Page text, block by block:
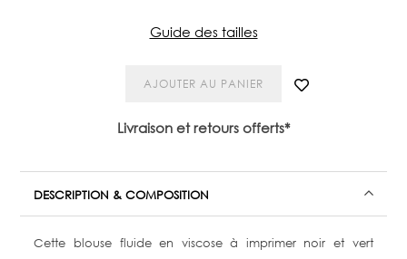
Guide des tailles
AJOUTER AU PANIER
Livraison et retours offerts*
DESCRIPTION & COMPOSITION
Cette blouse fluide en viscose à imprimer noir et vert